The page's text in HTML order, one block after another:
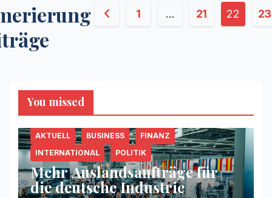
1 … 21 22 23
You missed
AKTUELL BUSINESS
FINANZ
INTERNATIONAL
POLITIK
Mehr Auslandsaufträge für
die deutsche Industrie